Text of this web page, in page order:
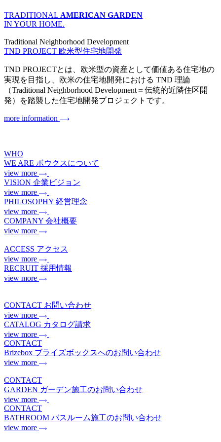
TRADITIONAL AMERICAN GARDEN
IN YOUR HOME.
Traditional Neighborhood Development
TND PROJECT 欧米型住宅地開発
TND PROJECTとは、欧米型の資産として価値ある住宅地の
実現を目指し、欧米の住宅地開発における TND 理論
（Traditional Neighborhood Development＝伝統的近隣住区開
発）を踏襲した住宅地開発プロジェクトです。
more information
WHO
WE ARE ボウクスについて
view more
VISION 企業ビジョン
view more
PHILOSOPHY 経営理念
view more
COMPANY 会社概要
view more
ACCESS アクセス
view more
RECRUIT 採用情報
view more
CONTACT お問い合わせ
view more
CATALOG カタログ請求
view more
CONTACT
Brizebox ブライズボックスへのお問い合わせ
view more
CONTACT
GARDEN ガーデン施工のお問い合わせ
view more
CONTACT
BATHROOM バスルーム施工のお問い合わせ
view more